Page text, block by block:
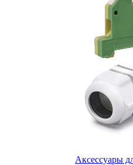
Аксессуары